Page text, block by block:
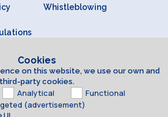
Whistleblowing
Cookies
on this website, we use our own and
third-party cookies.
Analytical
Functional
(advertisement)